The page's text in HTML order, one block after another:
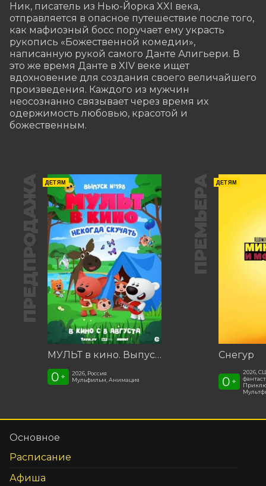
Ник, писатель из Нью-Йорка XXI века,
отправляется в опасное путешествие после того,
как мафиозный босс поручает ему украсть
рукопись «Божественной комедии»,
написанную рукой самого Данте Алигьери. В
это же время Данте в XIV веке ищет
вдохновение для создания своего величайшего
произведения. Каждого из мужчин
неосознанно связывает через время их
одержимость любовью, красотой и
божественным.
ПРЕДПРОДАЖА ДЕТЯМ
МУЛЬТ в кино. Выпуск №198. Некогда скучать
0 +
2026, Россия
Мульфильм, Анимация
ПРЕМЬЕРА ДЕТЯМ
Снегур
0 +
2026,
Основное
Расписание
Афиша